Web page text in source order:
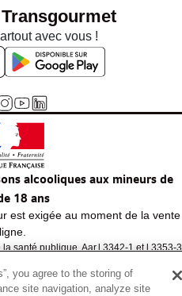
avec vous !
alcooliques aux mineurs de
18 ans
est exigée au moment de la vente
la santé publique, Aar.l.3342-1 et l.3353-3
you agree to the storing of
site navigation, analyze site